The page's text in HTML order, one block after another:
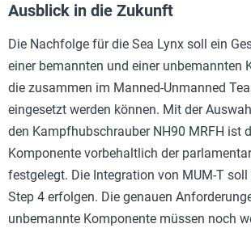
Ausblick in die Zukunft
Die Nachfolge für die Sea Lynx soll ein
einer bemannten und einer unbemannten
die zusammen im Manned-Unmanned
eingesetzt werden können. Mit der
den Kampfhubschrauber NH90 MRFH ist
Komponente vorbehaltlich der
festgelegt. Die Integration von MUM-T
Step 4 erfolgen. Die genauen
unbemannte Komponente müssen noch